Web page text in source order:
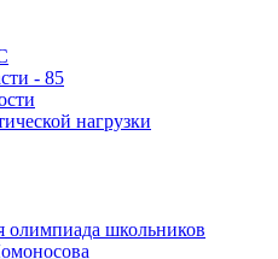
- 85
нагрузки
олимпиада школьников